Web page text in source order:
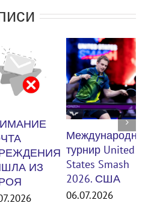
ИЗ
Международный
турнир United
States Smash
2026. США
06.07.2026